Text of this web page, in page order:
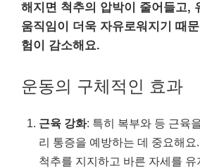
해지면 척추의 압박이 줄어들고,
움직임이 더욱 자유로워지기 때
험이 감소해요.
운동의 구체적인 효과
근육 강화: 특히 복부와 등 근육
리 통증을 예방하는 데 중요해
척추를 지지하고 바른 자세를